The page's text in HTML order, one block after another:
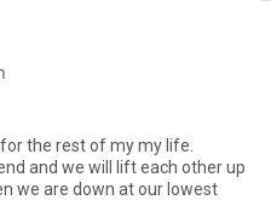
the rest of my my life.
and we will lift each other up
we are down at our lowest